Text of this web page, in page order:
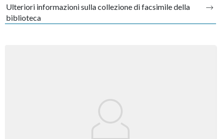
Ulteriori informazioni sulla collezione di facsimile della
biblioteca